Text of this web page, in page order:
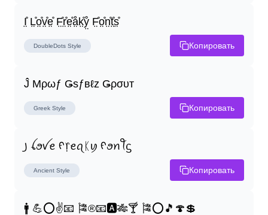
I̤̊ L̤̊o̤̊v̤̊e̤̊ F̤̊r̤̊e̤̊å̤k̤̊ẙ̤ F̤̊o̤̊n̤̊t̤̊s̤̊
DoubleDots Style Копировать
Ĵ Μρωƒ Ǥѕƒвℓz Ǥρσυт
Greek Style Копировать
꠸ ꪶꪮꪜꫀ ᠻ᥅ꫀꪖᛕꪗ ᠻꪮꪀꪻᦓ
Ancient Style Копировать
🚹 💪⭕✌📧 🎏®📧🅰🎋🍸 🎏⭕🎵🍄💲